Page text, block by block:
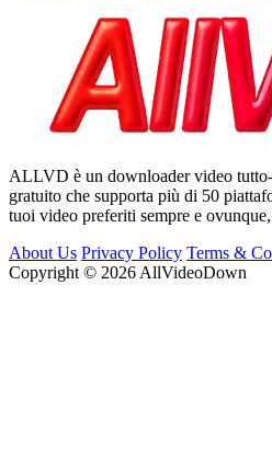
ALLVD è un downloader video
gratuito che supporta più di 50
tuoi video preferiti sempre e
About Us Privacy Policy Terms &
Copyright © 2026 AllVideoDown